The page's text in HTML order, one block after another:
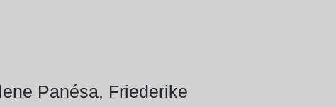
Panésa, Friederike